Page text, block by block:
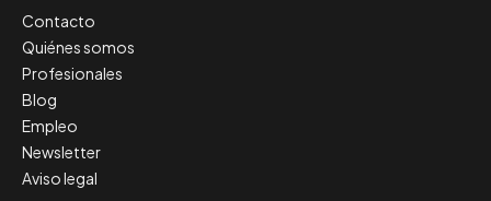
Contacto
Quiénes somos
Profesionales
Blog
Empleo
Newsletter
Aviso legal